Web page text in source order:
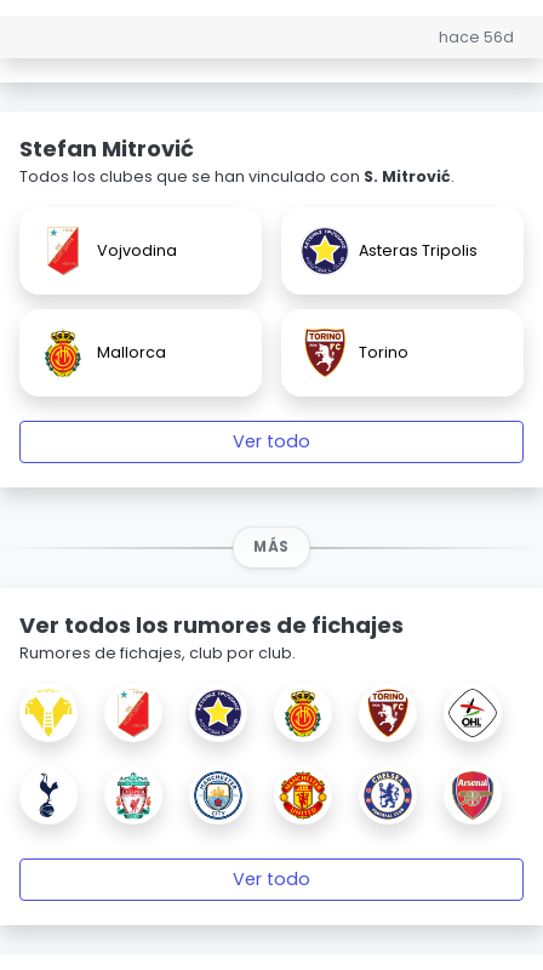
hace 56d
Stefan Mitrović
Todos los clubes que se han vinculado con S. Mitrović.
Vojvodina Asteras Tripolis
Mallorca Torino
Ver todo
MÁS
Ver todos los rumores de fichajes
Rumores de fichajes, club por club.
Ver todo